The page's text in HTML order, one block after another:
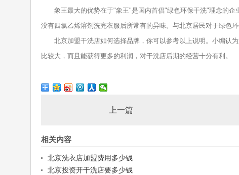
象王最大的优势在于"象王"是国内首倡"绿色环保干洗"理念的企
没有四氯乙烯溶剂洗完衣服后所常有的异味。与北京居民对于绿色
北京加盟干洗店如何选择品牌，你可以参考以上说明。小编认为
比较大，而且能获得更多的利润，对干洗店后期的经营十分有利。
上一篇
相关内容
北京洗衣店加盟费用多少钱
北京投资开干洗店要多少钱